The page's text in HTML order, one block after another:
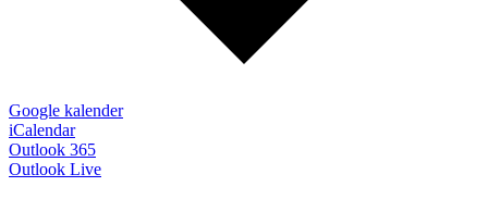
Google kalender
iCalendar
Outlook 365
Outlook Live